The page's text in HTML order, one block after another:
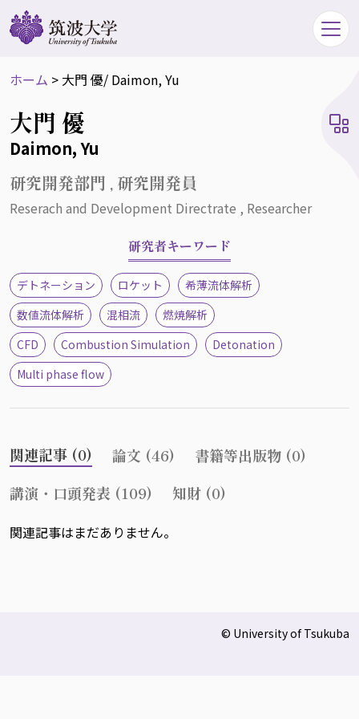
ホーム > 大門 優/ Daimon, Yu
大門 優
Daimon, Yu
研究開発部門 , 研究開発員
Reserach and Development Directrate , Researcher
研究者キーワード
デトネーション ロケット
希薄流体解析
数値流体解析
混相流
燃焼解析
CFD
Combustion Simulation
Detonation
Multi phase flow
関連記事 (0) 論文 (46)
書籍等出版物 (0)
講演・口頭発表 (109)
知財 (0)
関連記事はまだありません。
© University of Tsukuba